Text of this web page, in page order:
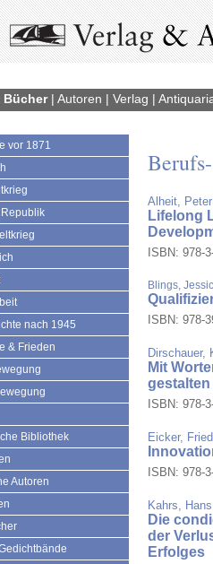
Bücher| Autoren | Verlag |
vor 1871
nach 1945
& Frieden
Bibliothek
Autoren
Alheit, Peter
Lifelong
ISBN: 978-
Blings,
ISBN: 978-
Dirschauer,
Mit
gestalten
ISBN: 978-
Eicker,
ISBN: 978-
Kahrs,
Die
der
Erfolges